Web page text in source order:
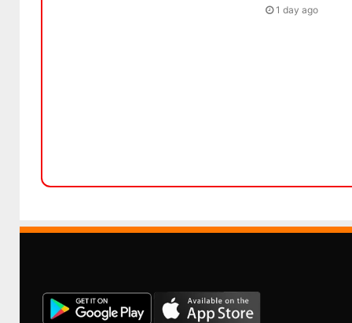
1 day ago